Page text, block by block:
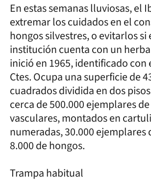
En estas semanas lluviosas, el
extremar los cuidados en el
hongos silvestres, o evitarlos si
institución cuenta con un
inició en 1965, identificado
Ctes. Ocupa una superficie de
cuadrados dividida en dos
cerca de 500.000 ejemplares
vasculares, montados en
numeradas, 30.000 ejemplares
8.000 de hongos.
Trampa habitual